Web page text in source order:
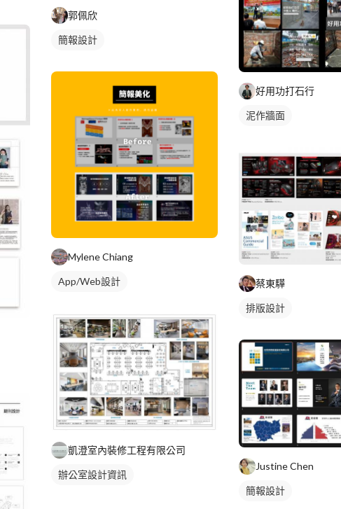
郭佩欣
簡報設計
Mylene Chiang
App/Web設計
凱澄室內裝修工程有限公司
辦公室設計資訊
好用功打石行
泥作牆面
蔡東驊
排版設計
Justine Chen
簡報設計